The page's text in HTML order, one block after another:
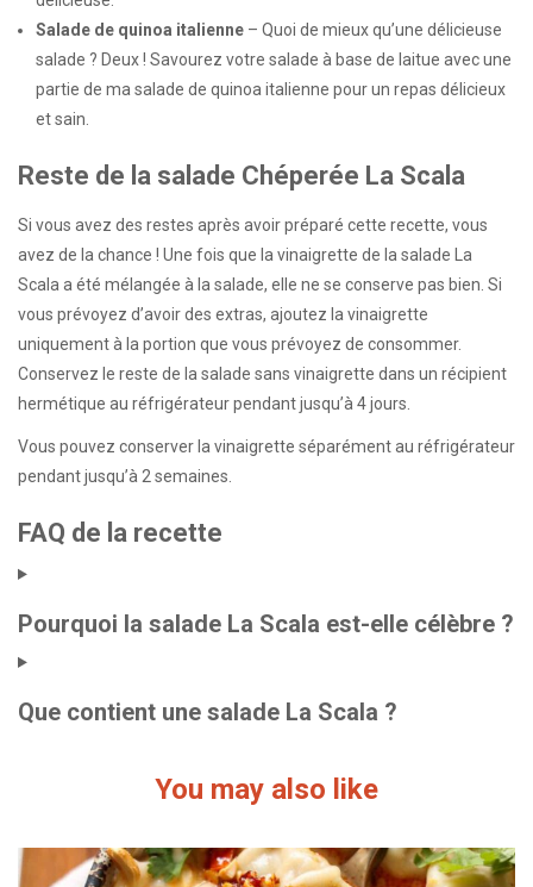
Salade de quinoa italienne – Quoi de mieux qu’une délicieuse
salade ? Deux ! Savourez votre salade à base de laitue avec une
partie de ma salade de quinoa italienne pour un repas délicieux
et sain.
Reste de la salade Chéperée La Scala
Si vous avez des restes après avoir préparé cette recette, vous
avez de la chance ! Une fois que la vinaigrette de la salade La
Scala a été mélangée à la salade, elle ne se conserve pas bien. Si
vous prévoyez d’avoir des extras, ajoutez la vinaigrette
uniquement à la portion que vous prévoyez de consommer.
Conservez le reste de la salade sans vinaigrette dans un récipient
hermétique au réfrigérateur pendant jusqu’à 4 jours.
Vous pouvez conserver la vinaigrette séparément au réfrigérateur
pendant jusqu’à 2 semaines.
FAQ de la recette
Pourquoi la salade La Scala est-elle célèbre ?
Que contient une salade La Scala ?
You may also like